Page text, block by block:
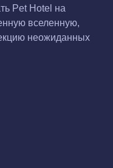
Pet Hotel на
вселенную,
неожиданных